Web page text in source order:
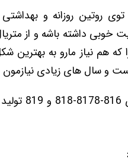
روتین روزانه و
خوبی داشته باشه و از
هم نیاز مارو به بهترین
سال های زیادی نیازمون
در مدل